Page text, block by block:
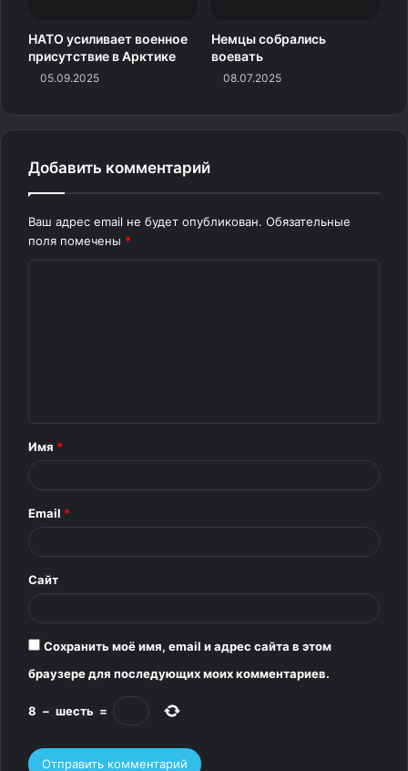
НАТО усиливает военное
присутствие в Арктике
05.09.2025
Немцы собрались
воевать
08.07.2025
Добавить комментарий
Ваш адрес email не будет опубликован. Обязательные
поля помечены *
и
*
Имя *
Email *
Сайт
Сохранить моё имя, email и адрес сайта в этом
браузере для последующих моих комментариев.
8 − шесть =